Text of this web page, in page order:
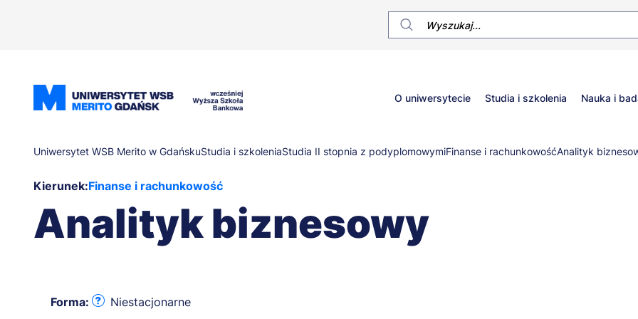
Główne
menu
O uniwersytecie Studia i szkolenia Nauka i
Ścieżka
nawigacyjna
Uniwersytet WSB Merito w GdańskuStudia i szkoleniaStudia II stopnia z podyplomowymiFinanse i rachunkowośćAnalityk
Kierunek:Finanse i rachunkowość
Analityk biznesowy
Forma: Niestacjonarne